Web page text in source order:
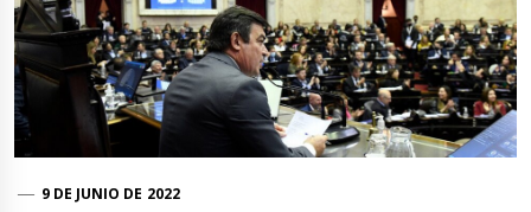
9 DE JUNIO DE 2022